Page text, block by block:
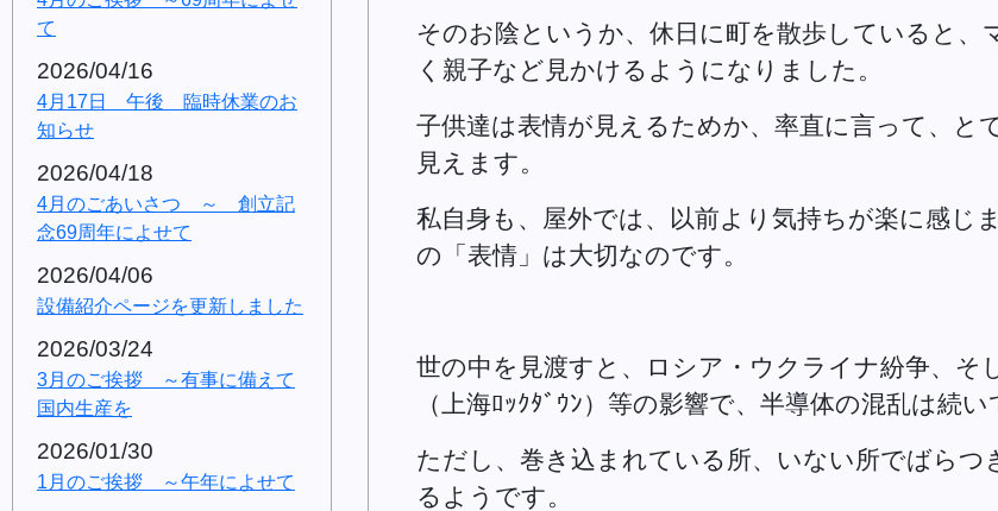
て
2026/04/16
4月17日 午後 臨時休業のお
知らせ
2026/04/18
4月のごあいさつ ～ 創立記
念69周年によせて
2026/04/06
設備紹介ページを更新しました
2026/03/24
3月のご挨拶 ～有事に備えて
国内生産を
2026/01/30
1月のご挨拶 ～午年によせて
そのお陰というか、休日に町を散歩していると、
く親子など見かけるようになりました。
子供達は表情が見えるためか、率直に言って、と
見えます。
私自身も、屋外では、以前より気持ちが楽に感じ
の「表情」は大切なのです。
世の中を見渡すと、ロシア・ウクライナ紛争、そ
（上海ﾛｯｸﾀﾞｳﾝ）等の影響で、半導体の混乱は続い
ただし、巻き込まれている所、いない所でばらつ
るようです。